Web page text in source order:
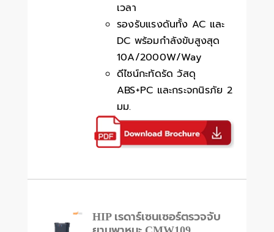
เวลา
รองรับแรงดันทั้ง AC และ
DC พร้อมกำลังขับสูงสุด
10A/2000W/Way
ดีไซน์กะทัดรัด วัสดุ
ABS+PC และกระจกนิรภัย 2
มม.
HIP เรดาร์เซนเซอร์ตรวจจับ